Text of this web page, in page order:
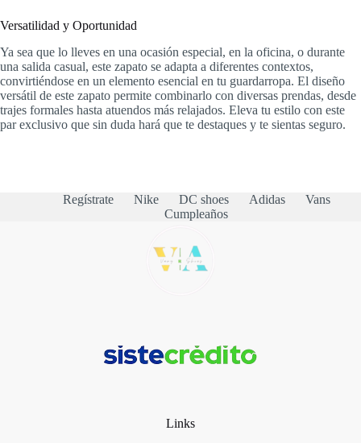
Versatilidad y Oportunidad
Ya sea que lo lleves en una ocasión especial, en la oficina, o durante
una salida casual, este zapato se adapta a diferentes contextos,
convirtiéndose en un elemento esencial en tu guardarropa. El diseño
versátil de este zapato permite combinarlo con diversas prendas, desde
trajes formales hasta atuendos más relajados. Eleva tu estilo con este
par exclusivo que sin duda hará que te destaques y te sientas seguro.
Regístrate Nike DC shoes Adidas
Vans
Cumpleaños
Links